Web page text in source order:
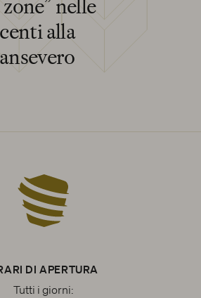
nelle
alla
DI APERTURA
Tutti i giorni: